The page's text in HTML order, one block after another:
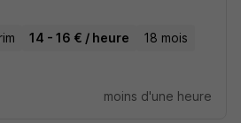
14 - 16 € / heure 18 mois
moins d'une heure